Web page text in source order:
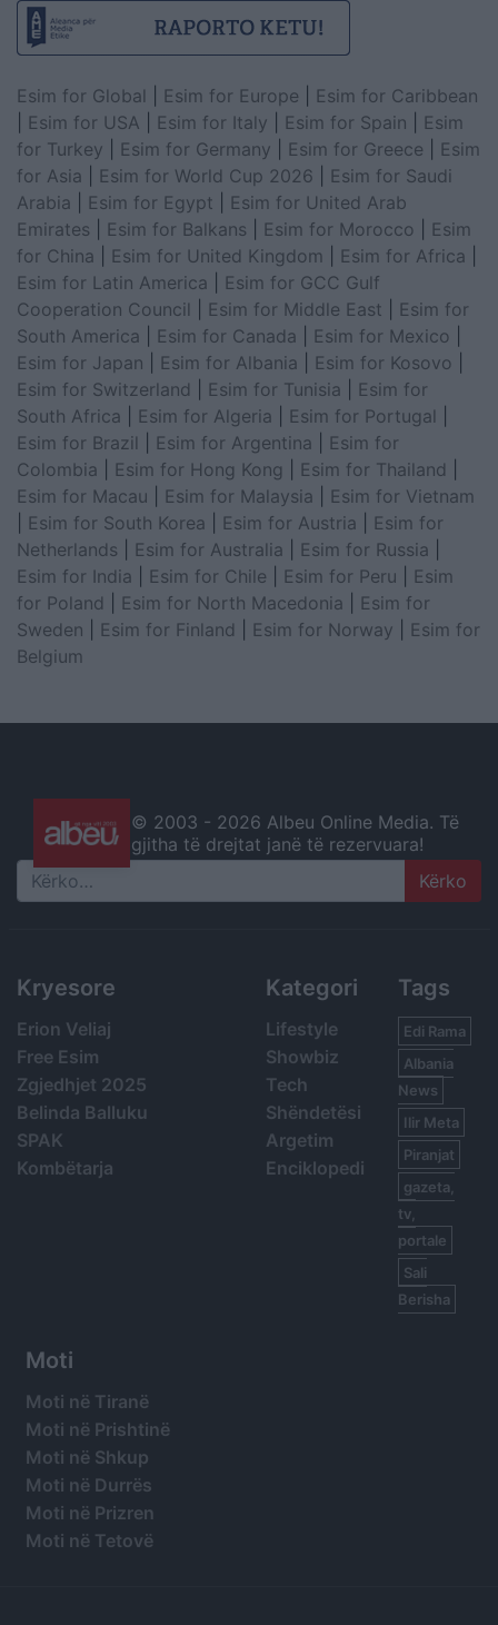
Esim for Global Esim for Europe
Esim for Caribbean
Esim for USA Esim for Italy Esim for Spain
Esim
for Turkey
Esim for Germany Esim for Greece
Esim
for Asia
Esim for World Cup 2026
Esim for Saudi
Arabia
Esim for Egypt
Esim for United Arab
Emirates
Esim for Balkans Esim for Morocco
Esim
for China
Esim for United Kingdom Esim for Africa
Esim for Latin America
Esim for GCC Gulf
Cooperation Council
Esim for Middle East
Esim for
South America
Esim for Canada Esim for Mexico
Esim for Japan
Esim for Albania Esim for Kosovo
Esim for Switzerland
Esim for Tunisia
Esim for
South Africa
Esim for Algeria Esim for Portugal
Esim for Brazil
Esim for Argentina
Esim for
Colombia
Esim for Hong Kong Esim for Thailand
Esim for Macau
Esim for Malaysia
Esim for Vietnam
Esim for South Korea Esim for Austria
Esim for
Netherlands
Esim for Australia Esim for Russia
Esim for India
Esim for Chile Esim for Peru
Esim
for Poland
Esim for North Macedonia
Esim for
Sweden
Esim for Finland Esim for Norway
Esim for
Belgium
© 2003 - 2026 Albeu Online Media. Të
gjitha të drejtat janë të rezervuara!
Search
Kryesore
Erion Veliaj
Free Esim
Zgjedhjet 2025
Belinda Balluku
SPAK
Kombëtarja
Kategori
Lifestyle
Showbiz
Tech
Shëndetësi
Argetim
Enciklopedi
Tags
Edi Rama
Albania
News
Ilir Meta
Piranjat
gazeta,
tv,
portale
Sali
Berisha
Moti
Moti në Tiranë
Moti në Prishtinë
Moti në Shkup
Moti në Durrës
Moti në Prizren
Moti në Tetovë